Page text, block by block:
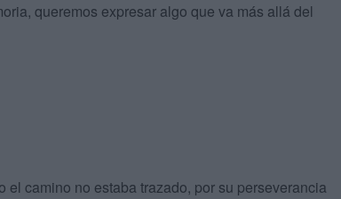
queremos expresar algo que va más allá del
el camino no estaba trazado, por su perseverancia